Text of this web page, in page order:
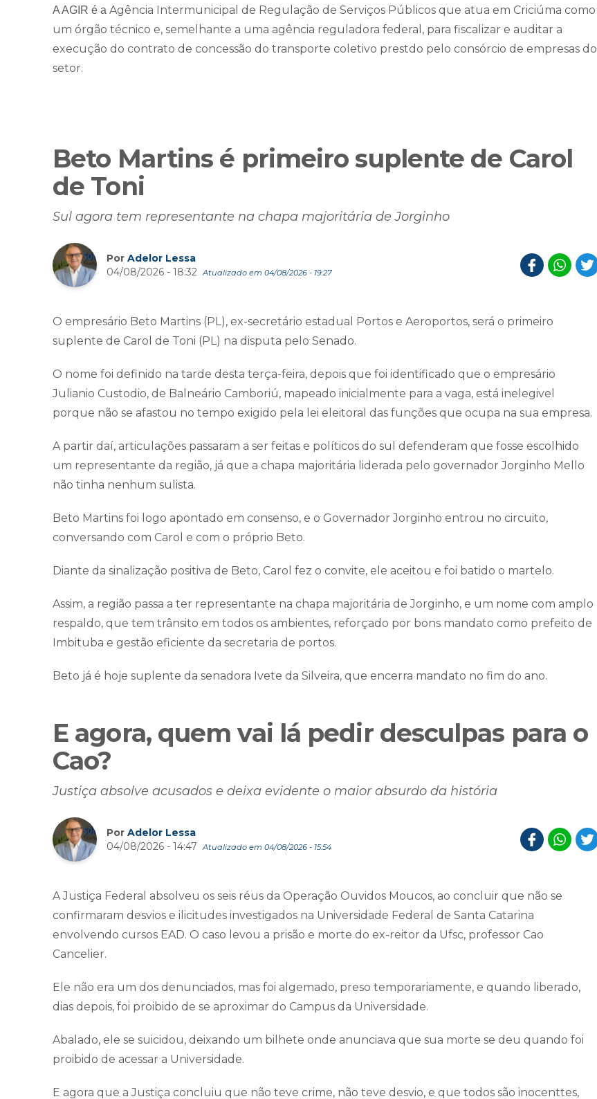
A AGIR é a Agência Intermunicipal de Regulação de Serviços Públicos que atua em Criciúma como
um órgão técnico e, semelhante a uma agência reguladora federal, para fiscalizar e auditar a
execução do contrato de concessão do transporte coletivo prestdo pelo consórcio de empresas do
setor.
Beto Martins é primeiro suplente de Carol
de Toni
Sul agora tem representante na chapa majoritária de Jorginho
Por Adelor Lessa
04/08/2026 - 18:32 Atualizado em 04/08/2026 - 19:27
O empresário Beto Martins (PL), ex-secretário estadual Portos e Aeroportos, será o primeiro
suplente de Carol de Toni (PL) na disputa pelo Senado.
O nome foi definido na tarde desta terça-feira, depois que foi identificado que o empresário
Julianio Custodio, de Balneário Camboriú, mapeado inicialmente para a vaga, está inelegivel
porque não se afastou no tempo exigido pela lei eleitoral das funções que ocupa na sua empresa.
A partir daí, articulações passaram a ser feitas e políticos do sul defenderam que fosse escolhido
um representante da região, já que a chapa majoritária liderada pelo governador Jorginho Mello
não tinha nenhum sulista.
Beto Martins foi logo apontado em consenso, e o Governador Jorginho entrou no circuito,
conversando com Carol e com o próprio Beto.
Diante da sinalização positiva de Beto, Carol fez o convite, ele aceitou e foi batido o martelo.
Assim, a região passa a ter representante na chapa majoritária de Jorginho, e um nome com amplo
respaldo, que tem trânsito em todos os ambientes, reforçado por bons mandato como prefeito de
Imbituba e gestão eficiente da secretaria de portos.
Beto já é hoje suplente da senadora Ivete da Silveira, que encerra mandato no fim do ano.
E agora, quem vai lá pedir desculpas para o
Cao?
Justiça absolve acusados e deixa evidente o maior absurdo da história
Por Adelor Lessa
04/08/2026 - 14:47
Atualizado em 04/08/2026 - 15:54
A Justiça Federal absolveu os seis réus da Operação Ouvidos Moucos, ao concluir que não se
confirmaram desvios e ilicitudes investigados na Universidade Federal de Santa Catarina
envolvendo cursos EAD. O caso levou a prisão e morte do ex-reitor da Ufsc, professor Cao
Cancelier.
Ele não era um dos denunciados, mas foi algemado, preso temporariamente, e quando liberado,
dias depois, foi proibido de se aproximar do Campus da Universidade.
Abalado, ele se suicidou, deixando um bilhete onde anunciava que sua morte se deu quando foi
proibido de acessar a Universidade.
E agora que a Justiça concluiu que não teve crime, não teve desvio, e que todos são inocenttes,